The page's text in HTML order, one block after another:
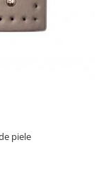
piele